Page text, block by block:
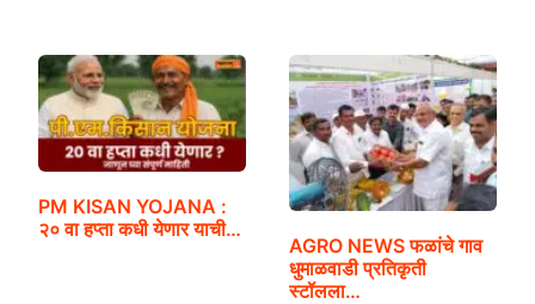
PM KISAN YOJANA :
२० वा हप्ता कधी येणार याची…
AGRO NEWS फळांचे गाव
धुमाळवाडी प्रतिकृती
स्टॉलला…